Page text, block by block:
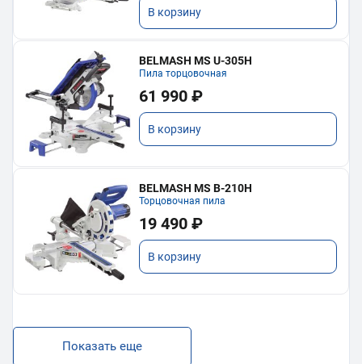
В корзину
BELMASH MS U-305H
Пила торцовочная
61 990 ₽
В корзину
BELMASH MS B-210H
Торцовочная пила
19 490 ₽
В корзину
Показать еще